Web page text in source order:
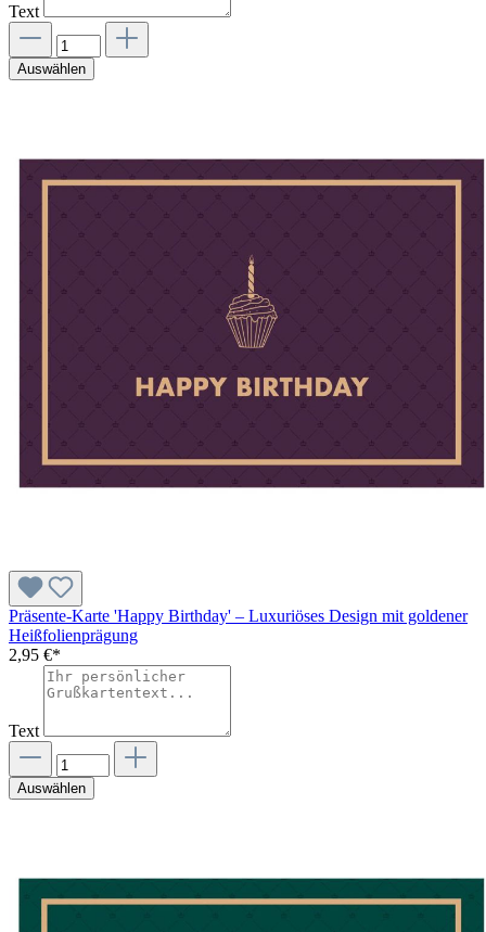
Text
Auswählen
Präsente-Karte 'Happy Birthday' – Luxuriöses Design mit goldener
Heißfolienprägung
2,95 €*
Text
Auswählen